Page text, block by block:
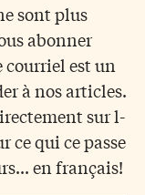
sont plus
abonner
est un
à nos articles.
sur l-
ce qui ce passe
en français!